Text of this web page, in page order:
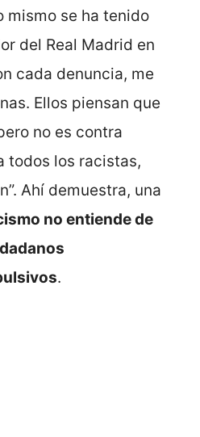
mismo se ha tenido
del Real Madrid en
cada denuncia, me
Ellos piensan que
no es contra
todos los racistas,
Ahí demuestra, una
no entiende de
.